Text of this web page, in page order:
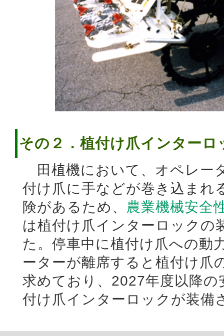
その２．植付け爪インターロ
田植機において、オペレー
付け爪に手などが巻き込まれ
険があるため、 農業機械安全
は植付け爪インターロックの
た。停車中に植付け爪への動
ーターが離席すると植付け爪
求めており、2027年度以降
付け爪インターロックが装備